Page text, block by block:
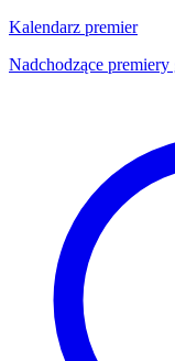
Kalendarz premier
Nadchodzące